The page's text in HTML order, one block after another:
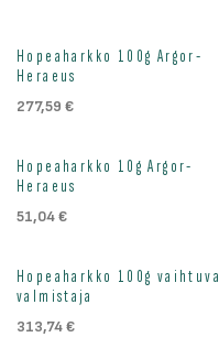
Loppu väliaikaisesti
Hopeaharkko 100g Argor-
Heraeus
277,59 €
Loppu väliaikaisesti
Hopeaharkko 10g Argor-
Heraeus
51,04€
Ei saatavilla
Hopeaharkko 100g vaihtuva
valmistaja
313,74€